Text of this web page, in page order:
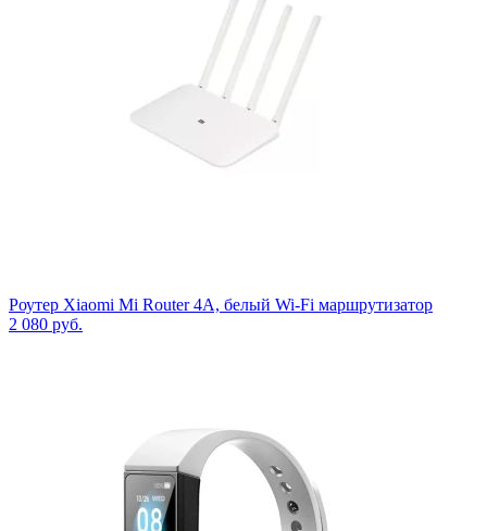
Роутер Xiaomi Mi Router 4A, белый Wi-Fi маршрутизатор
2 080 руб.